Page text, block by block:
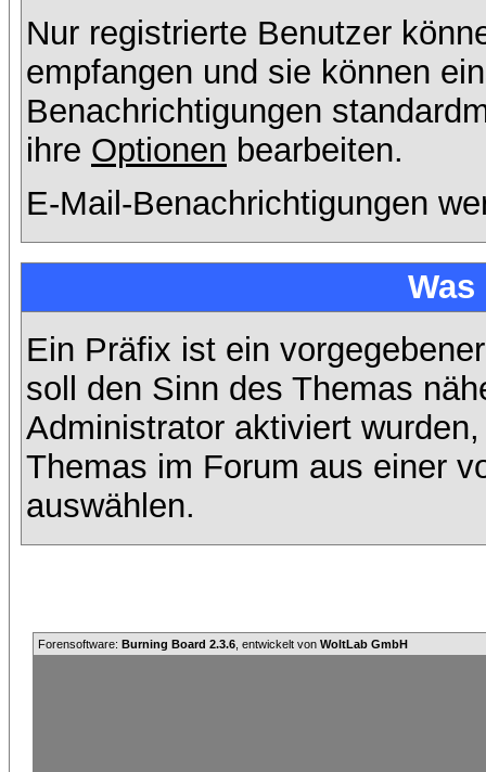
Nur registrierte Benutzer
empfangen und sie können
Benachrichtigungen
ihre Optionen bearbeiten.
E-Mail-Benachrichtigungen
Ein Präfix ist ein
soll den Sinn des Themas
Administrator aktiviert
Themas im Forum aus einer
auswählen.
Forensoftware: Burning Board 2.3.6 , entwickelt von WoltLab GmbH